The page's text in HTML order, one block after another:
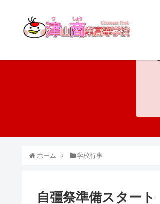
ホーム 学校行事
自彊祭準備スタート